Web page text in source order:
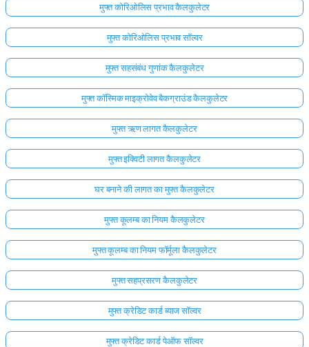
मुफ्त कोरिओलिस प्रभाव कैलकुलेटर
मुफ्त कोरिओलिस प्रभाव सॉल्वर
मुफ्त सहसंबंध गुणांक कैलकुलेटर
मुफ्त कॉस्मिक माइक्रोवेव बैकग्राउंड कैलकुलेटर
मुफ्त ऋण लागत कैलकुलेटर
मुफ्त इक्विटी लागत कैलकुलेटर
घर बनाने की लागत का मुफ्त कैलकुलेटर
मुफ्त कूलम्ब का नियम कैलकुलेटर
मुफ्त कूलम्ब का नियम फॉर्मूला कैलकुलेटर
मुफ्त सहप्रसरण कैलकुलेटर
मुफ्त क्रेडिट कार्ड ब्याज सॉल्वर
मुफ्त क्रेडिट कार्ड पेऑफ सॉल्वर